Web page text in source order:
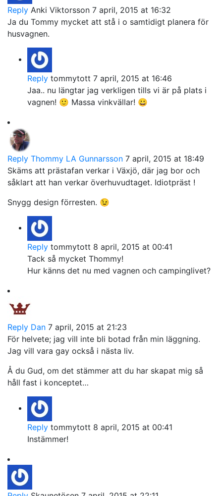
Reply Anki Viktorsson 7 april, 2015 at 16:32
Ja du Tommy mycket att stå i o samtidigt planera för
husvagnen.
Reply tommytott 7 april, 2015 at 16:46
Jaa.. nu längtar jag verkligen tills vi är på plats i
vagnen! 🙂 Massa vinkvällar! 😀
Reply Thommy LA Gunnarsson 7 april, 2015 at 18:49
Skäms att prästafan verkar i Växjö, där jag bor och
såklart att han verkar överhuvudtaget. Idiotpräst !
Snygg design förresten. 😉
Reply tommytott 8 april, 2015 at 00:41
Tack så mycket Thommy!
Hur känns det nu med vagnen och campinglivet?
Reply Dan 7 april, 2015 at 21:23
För helvete; jag vill inte bli botad från min läggning.
Jag vill vara gay också i nästa liv.
Å du Gud, om det stämmer att du har skapat mig så
håll fast i konceptet…
Reply tommytott 8 april, 2015 at 00:41
Instämmer!